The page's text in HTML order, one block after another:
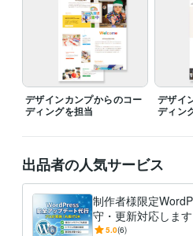
デザインカンプからのコー
ディングを担当
デザイ
ディン
出品者の人気サービス
制作者様限定
守・更新対応しま
安全なサイト運用
5.0(6)